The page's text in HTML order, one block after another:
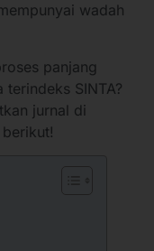
wadah
panjang
SINTA?
jurnal di